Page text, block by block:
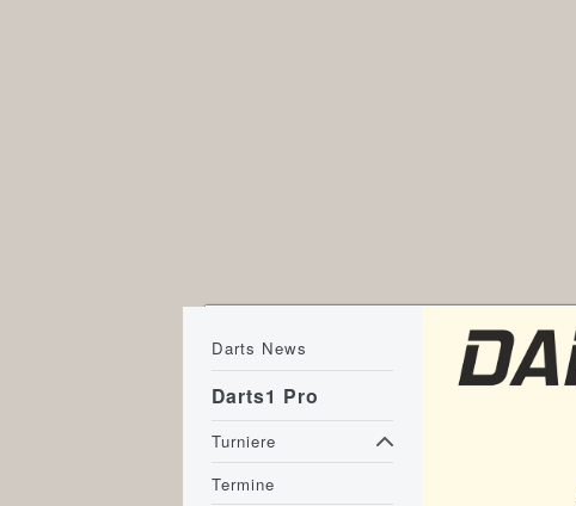
Darts News
Darts1 Pro
Turniere
Termine